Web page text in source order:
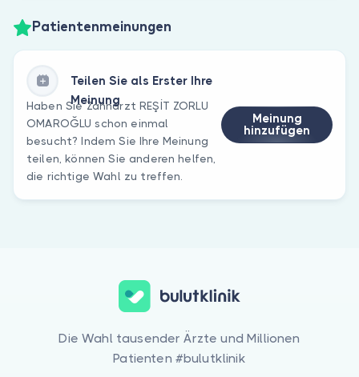
Patientenmeinungen
Teilen Sie als Erster Ihre
Meinung
Haben Sie Zahnarzt REŞİT ZORLU
OMAROĞLU schon einmal
besucht? Indem Sie Ihre Meinung
teilen, können Sie anderen helfen,
die richtige Wahl zu treffen.
Meinung
hinzufügen
Die Wahl tausender Ärzte und Millionen
Patienten #bulutklinik